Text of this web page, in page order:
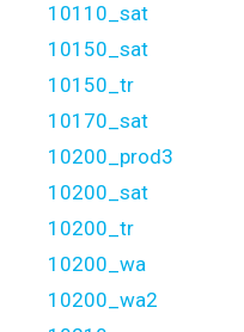
10110_sat
10150_sat
10150_tr
10170_sat
10200_prod3
10200_sat
10200_tr
10200_wa
10200_wa2